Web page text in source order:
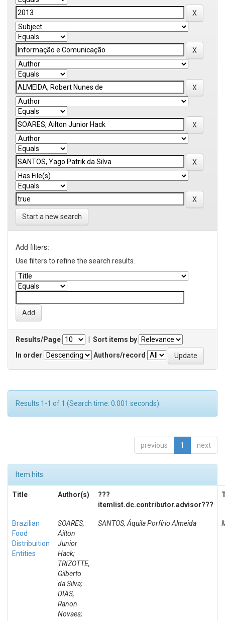
Start a new search
Add filters:
Use filters to refine the search results.
Results/Page
Sort items by
In order
Authors/record
Results 1-1 of 1 (Search time: 0.001 seconds).
previous 1 next
Item hits:
Title Author(s)
???
itemlist.dc.contributor.advisor???
Brazilian
Food
Distribuition
Entities
SOARES,
Ailton
Junior
Hack;
TRIZOTTE,
Gilberto
da Silva;
DIAS,
Ranon
Novaes;
SANTOS, Áquila Porfírio Almeida